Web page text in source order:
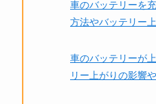
車のバッテリーを
方法やバッテリー
車のバッテリーが
リー上がりの影響